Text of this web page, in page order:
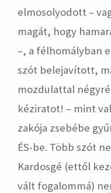
elmosolyodott –
magát, hogy
–, a félhomályban
szót belejavított,
mozdulattal
kéziratot! – mint
zakója zsebébe
ÉS-be. Több szót
Kardosgé (ettől
vált fogalommá)